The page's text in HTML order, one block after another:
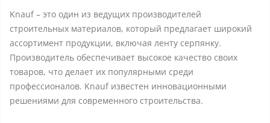
Knauf – это один из ведущих производителей
строительных материалов, который предлагает широкий
ассортимент продукции, включая ленту серпянку.
Производитель обеспечивает высокое качество своих
товаров, что делает их популярными среди
профессионалов. Knauf известен инновационными
решениями для современного строительства.